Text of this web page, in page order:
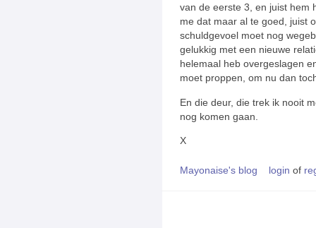
van de eerste 3, en juist hem
me dat maar al te goed, juist
schuldgevoel moet nog
gelukkig met een nieuwe
helemaal heb overgeslagen
moet proppen, om nu dan
En die deur, die trek ik nooit
nog komen gaan.
X
Mayonaise's blog login of